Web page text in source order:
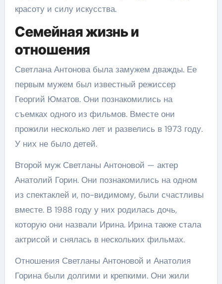
красоту и силу искусства.
Семейная жизнь и
отношения
Светлана Антонова была замужем дважды. Ее
первым мужем был известный режиссер
Георгий Юматов. Они познакомились на
съемках одного из фильмов. Вместе они
прожили несколько лет и развелись в 1973 году.
У них не было детей.
Второй муж Светланы Антоновой — актер
Анатолий Горин. Они познакомились на одном
из спектаклей и, по-видимому, были счастливы
вместе. В 1988 году у них родилась дочь,
которую они назвали Ирина. Ирина также стала
актрисой и снялась в нескольких фильмах.
Отношения Светланы Антоновой и Анатолия
Горина были долгими и крепкими. Они жили